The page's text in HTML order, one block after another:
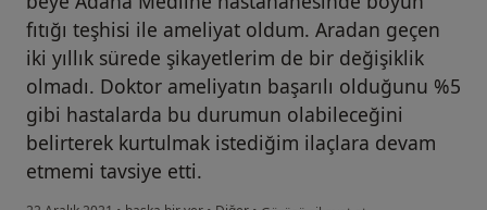
fıtığı teşhisi ile ameliyat oldum. Aradan geçen
iki yıllık sürede şikayetlerim de bir değişiklik
olmadı. Doktor ameliyatın başarılı olduğunu %5
gibi hastalarda bu durumun olabileceğini
belirterek kurtulmak istediğim ilaçlara devam
etmemi tavsiye etti.
kullanıcının görüşüne göre al...n